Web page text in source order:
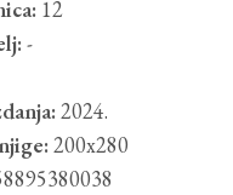
12
-
2024.
200x280